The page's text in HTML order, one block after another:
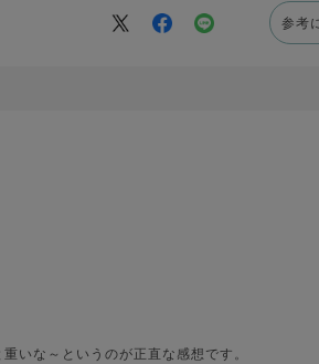
参考
いな～というのが正直な感想です。